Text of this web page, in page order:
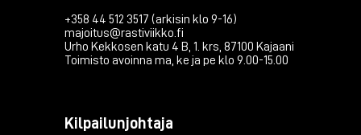
+358 44 512 3517 (arkisin klo 9-16)
majoitus@rastiviikko.fi
Urho Kekkosen katu 4 B, 1. krs, 87100 Kajaani
Toimisto avoinna ma, ke ja pe klo 9.00-15.00
Kilpailunjohtaja